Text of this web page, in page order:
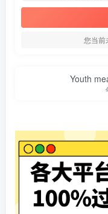
您当前
Youth